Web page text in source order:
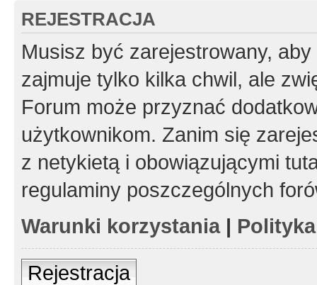
REJESTRACJA
Musisz być zarejestrowany,
zajmuje tylko kilka chwil, ale
Forum może przyznać
użytkownikom. Zanim się
z netykietą i obowiązującymi
regulaminy poszczególnych
Warunki korzystania|
Rejestracja